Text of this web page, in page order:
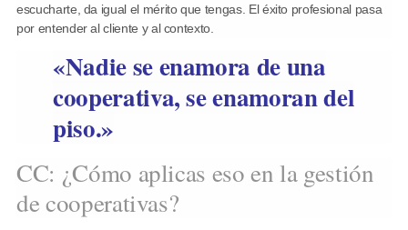
escucharte, da igual el mérito que tengas. El éxito profesional pasa
por entender al cliente y al contexto.
«Nadie se enamora de una
cooperativa, se enamoran del
piso.»
CC: ¿Cómo aplicas eso en la gestión
de cooperativas?